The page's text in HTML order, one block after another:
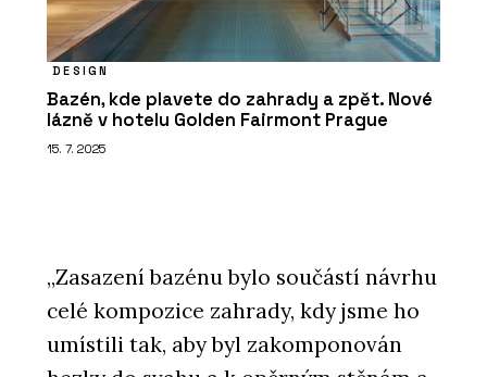
DESIGN
Bazén, kde plavete do zahrady a zpět. Nové
lázně v hotelu Golden Fairmont Prague
15. 7. 2025
„Zasazení bazénu bylo součástí návrhu
celé kompozice zahrady, kdy jsme ho
umístili tak, aby byl zakomponován